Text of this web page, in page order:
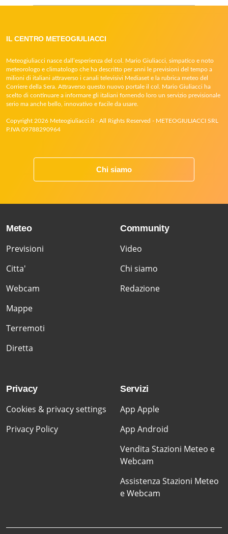
IL CENTRO METEOGIULIACCI
Meteogiuliacci nasce dall’esperienza del col. Mario Giuliacci, simpatico e noto
meteorologo e climatologo che ha descritto per anni le previsioni del tempo a
milioni di italiani attraverso i canali televisivi Mediaset e la rubrica meteo del
Corriere della Sera. Attraverso questo nuovo portale il col. Mario Giuliacci ha
scelto di continuare a informare gli italiani fornendo loro un servizio previsionale
serio ma anche bello, innovativo e facile da usare.
Copyright 2026 Meteogiuliacci.it - All Rights Reserved - METEOGIULIACCI SRL
P.IVA 09788290964
Chi siamo
Meteo
Previsioni
Citta'
Webcam
Mappe
Terremoti
Diretta
Community
Video
Chi siamo
Redazione
Privacy
Cookies & privacy settings
Privacy Policy
Servizi
App Apple
App Android
Vendita Stazioni Meteo e
Webcam
Assistenza Stazioni Meteo
e Webcam